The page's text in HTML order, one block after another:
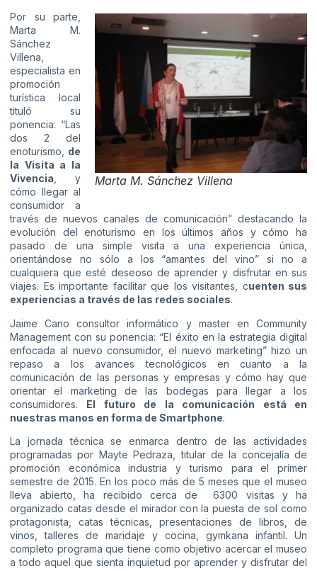
Marta M. Sánchez Villena
Por su parte,
Marta M.
Sánchez
Villena,
especialista en
promoción
turística local
tituló su
ponencia: “Las
dos 2 del
enoturismo, de
la Visita a la
Vivencia , y
cómo llegar al
consumidor a
través de nuevos canales de comunicación” destacando la
evolución del enoturismo en los últimos años y cómo ha
pasado de una simple visita a una experiencia única,
orientándose no sólo a los “amantes del vino” si no a
cualquiera que esté deseoso de aprender y disfrutar en sus
viajes. Es importante facilitar que los visitantes, cuenten sus
experiencias a través de las redes sociales.
Jaime Cano consultor informático y master en Community
Management con su ponencia: “El éxito en la estrategia digital
enfocada al nuevo consumidor, el nuevo marketing” hizo un
repaso a los avances tecnológicos en cuanto a la
comunicación de las personas y empresas y cómo hay que
orientar el marketing de las bodegas para llegar a los
consumidores. El futuro de la comunicación está en
nuestras manos en forma de Smartphone.
La jornada técnica se enmarca dentro de las actividades
programadas por Mayte Pedraza, titular de la concejalía de
promoción económica industria y turismo para el primer
semestre de 2015. En los poco más de 5 meses que el museo
lleva abierto, ha recibido cerca de 6300 visitas y ha
organizado catas desde el mirador con la puesta de sol como
protagonista, catas técnicas, presentaciones de libros, de
vinos, talleres de maridaje y cocina, gymkana infantil. Un
completo programa que tiene como objetivo acercar el museo
a todo aquel que sienta inquietud por aprender y disfrutar del